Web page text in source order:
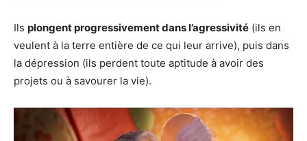
Ils plongent progressivement dans l’agressivité (ils en
veulent à la terre entière de ce qui leur arrive), puis dans
la dépression (ils perdent toute aptitude à avoir des
projets ou à savourer la vie).